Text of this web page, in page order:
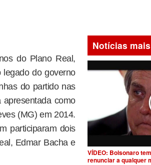
do Plano Real,
do governo
do partido nas
como
(MG) em 2014.
participaram dois
Edmar Bacha e
Notícias
VÍDEO: Bolsonaro
renunciar a qualquer